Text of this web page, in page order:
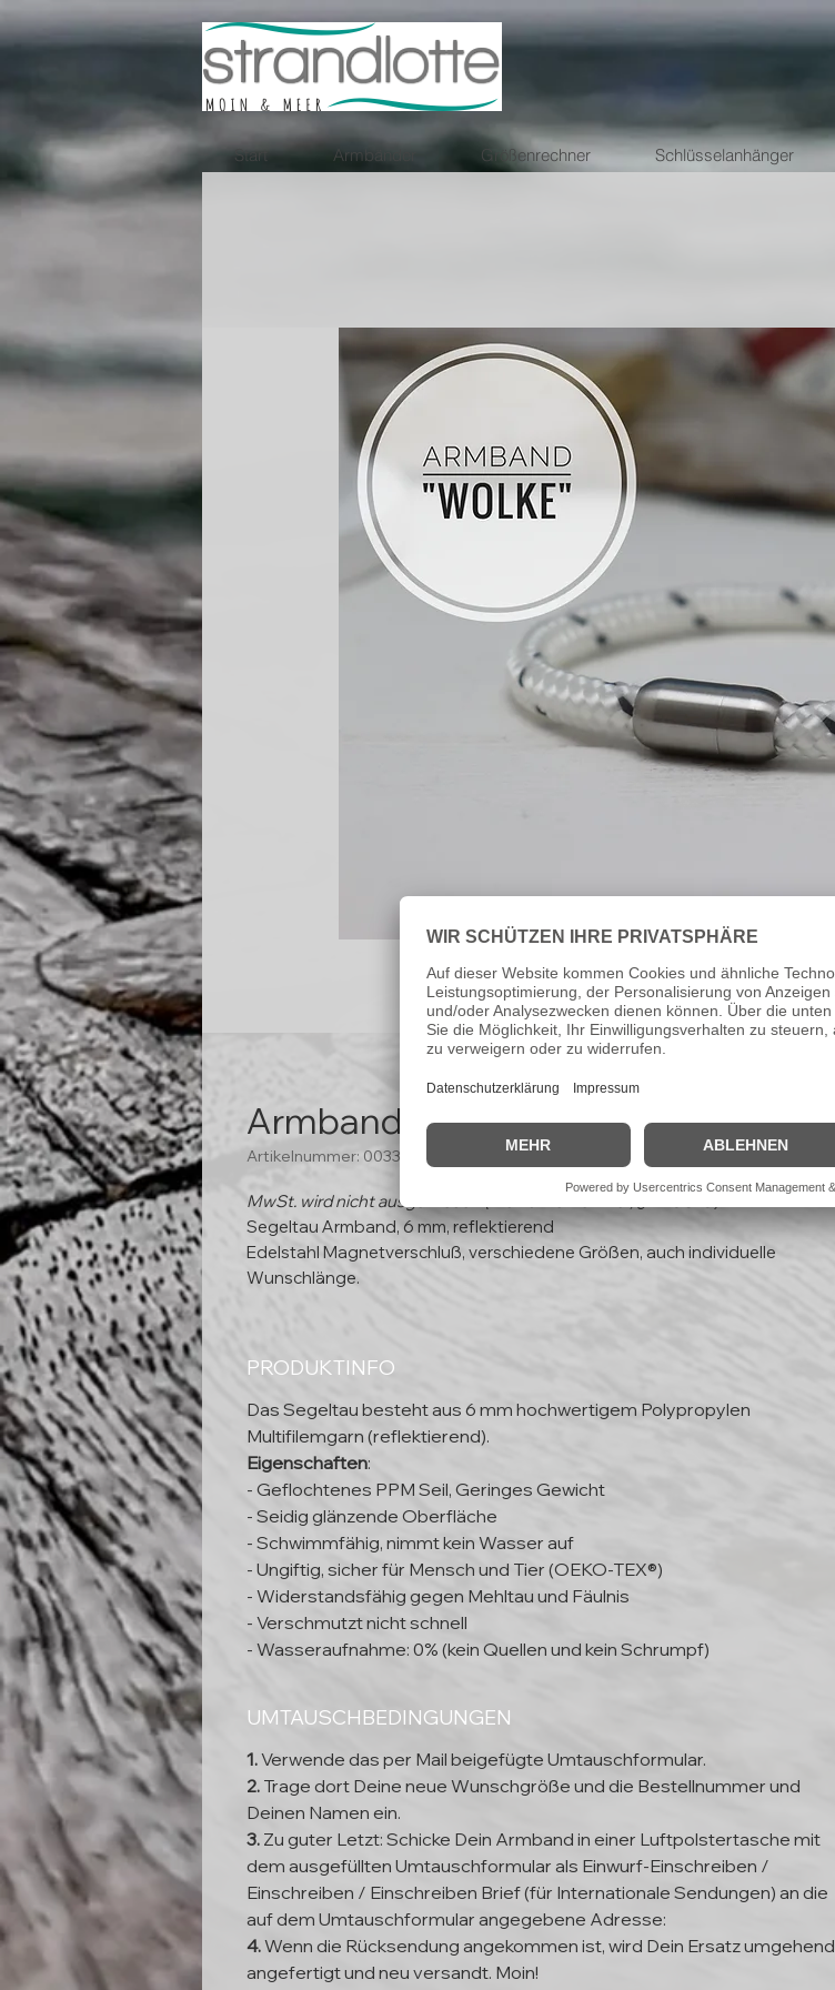
Start Armbänder Größenrechner Schlüsselanhänger
Armband "Wolke"
Artikelnummer: 00334
MwSt. wird nicht ausgewiesen (Kleinunternehmer, § 19 UStG)
Segeltau Armband, 6 mm, reflektierend
Edelstahl Magnetverschluß, verschiedene Größen, auch individuelle
Wunschlänge.
PRODUKTINFO
Das Segeltau besteht aus 6 mm hochwertigem Polypropylen
Multifilemgarn (reflektierend).
Eigenschaften:
- Geflochtenes PPM Seil, Geringes Gewicht
- Seidig glänzende Oberfläche
- Schwimmfähig, nimmt kein Wasser auf
- Ungiftig, sicher für Mensch und Tier (OEKO-TEX®)
- Widerstandsfähig gegen Mehltau und Fäulnis
- Verschmutzt nicht schnell
- Wasseraufnahme: 0% (kein Quellen und kein Schrumpf)
UMTAUSCHBEDINGUNGEN
1.Verwende das per Mail beigefügte Umtauschformular.
2. Trage dort Deine neue Wunschgröße und die Bestellnummer und
Deinen Namen ein.
3. Zu guter Letzt: Schicke Dein Armband in einer Luftpolstertasche mit
dem ausgefüllten Umtauschformular als Einwurf-Einschreiben /
Einschreiben / Einschreiben Brief (für Internationale Sendungen) an die
auf dem Umtauschformular angegebene Adresse:
4.Wenn die Rücksendung angekommen ist, wird Dein Ersatz umgehend
angefertigt und neu versandt. Moin!